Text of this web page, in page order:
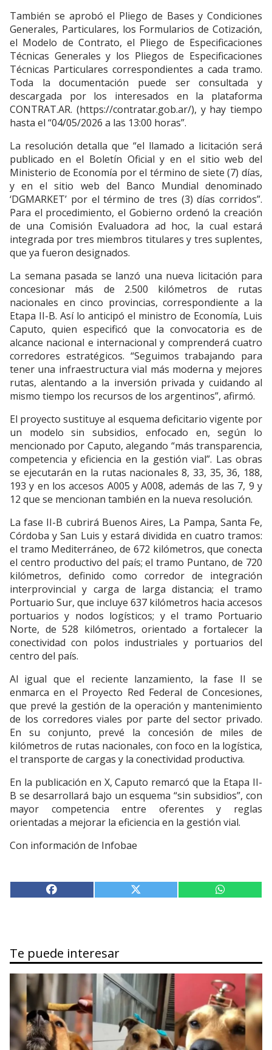
También se aprobó el Pliego de Bases y Condiciones
Generales, Particulares, los Formularios de Cotización,
el Modelo de Contrato, el Pliego de Especificaciones
Técnicas Generales y los Pliegos de Especificaciones
Técnicas Particulares correspondientes a cada tramo.
Toda la documentación puede ser consultada y
descargada por los interesados en la plataforma
CONTRAT.AR. (https://contratar.gob.ar/), y hay tiempo
hasta el “04/05/2026 a las 13:00 horas”.
La resolución detalla que “el llamado a licitación será
publicado en el Boletín Oficial y en el sitio web del
Ministerio de Economía por el término de siete (7) días,
y en el sitio web del Banco Mundial denominado
‘DGMARKET’ por el término de tres (3) días corridos”.
Para el procedimiento, el Gobierno ordenó la creación
de una Comisión Evaluadora ad hoc, la cual estará
integrada por tres miembros titulares y tres suplentes,
que ya fueron designados.
La semana pasada se lanzó una nueva licitación para
concesionar más de 2.500 kilómetros de rutas
nacionales en cinco provincias, correspondiente a la
Etapa II-B. Así lo anticipó el ministro de Economía, Luis
Caputo, quien especificó que la convocatoria es de
alcance nacional e internacional y comprenderá cuatro
corredores estratégicos. “Seguimos trabajando para
tener una infraestructura vial más moderna y mejores
rutas, alentando a la inversión privada y cuidando al
mismo tiempo los recursos de los argentinos”, afirmó.
El proyecto sustituye al esquema deficitario vigente por
un modelo sin subsidios, enfocado en, según lo
mencionado por Caputo, alegando “más transparencia,
competencia y eficiencia en la gestión vial”. Las obras
se ejecutarán en la rutas nacionales 8, 33, 35, 36, 188,
193 y en los accesos A005 y A008, además de las 7, 9 y
12 que se mencionan también en la nueva resolución.
La fase II-B cubrirá Buenos Aires, La Pampa, Santa Fe,
Córdoba y San Luis y estará dividida en cuatro tramos:
el tramo Mediterráneo, de 672 kilómetros, que conecta
el centro productivo del país; el tramo Puntano, de 720
kilómetros, definido como corredor de integración
interprovincial y carga de larga distancia; el tramo
Portuario Sur, que incluye 637 kilómetros hacia accesos
portuarios y nodos logísticos; y el tramo Portuario
Norte, de 528 kilómetros, orientado a fortalecer la
conectividad con polos industriales y portuarios del
centro del país.
Al igual que el reciente lanzamiento, la fase II se
enmarca en el Proyecto Red Federal de Concesiones,
que prevé la gestión de la operación y mantenimiento
de los corredores viales por parte del sector privado.
En su conjunto, prevé la concesión de miles de
kilómetros de rutas nacionales, con foco en la logística,
el transporte de cargas y la conectividad productiva.
En la publicación en X, Caputo remarcó que la Etapa II-
B se desarrollará bajo un esquema “sin subsidios”, con
mayor competencia entre oferentes y reglas
orientadas a mejorar la eficiencia en la gestión vial.
Con información de Infobae
Te puede interesar